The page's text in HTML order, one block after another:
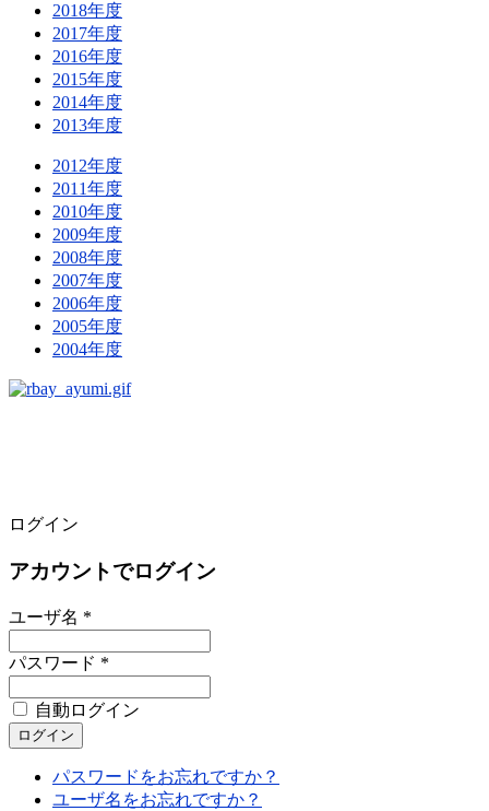
2018年度
2017年度
2016年度
2015年度
2014年度
2013年度
2012年度
2011年度
2010年度
2009年度
2008年度
2007年度
2006年度
2005年度
2004年度
ログイン
アカウントでログイン
ユーザ名 *
パスワード *
自動ログイン
パスワードをお忘れですか？
ユーザ名をお忘れですか？